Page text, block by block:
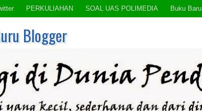
PERKULIAHAN SOAL UAS POLIMEDIA Buku Baru
Blogger